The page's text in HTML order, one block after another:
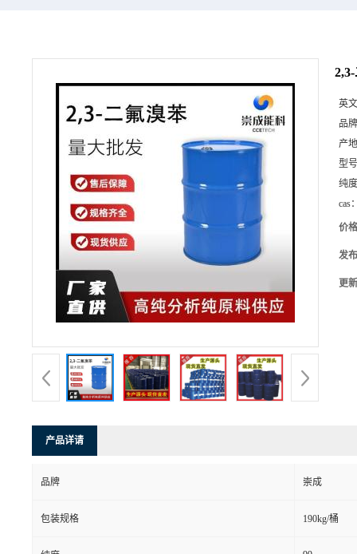
英
品
产
型
纯
cas
价
发
更
产品详请
品牌 崇成
包装规格 190kg/桶